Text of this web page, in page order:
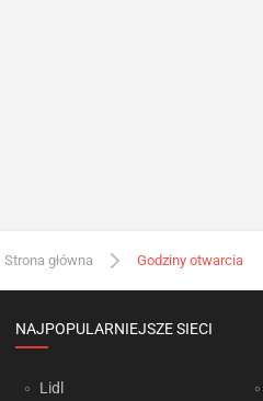
Strona główna Godziny otwarcia
NAJPOPULARNIEJSZE SIECI
Lidl